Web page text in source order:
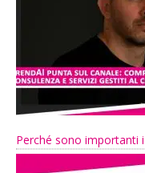
Perché sono importanti